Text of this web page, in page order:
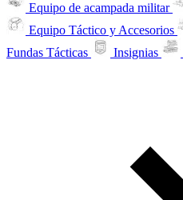
Equipo de acampada militar
Equipo Táctico y Accesorios
Fundas Tácticas
Insignias